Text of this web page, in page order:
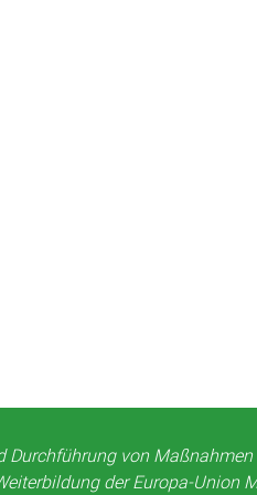
Durchführung von Maßnahmen
der Europa-Union